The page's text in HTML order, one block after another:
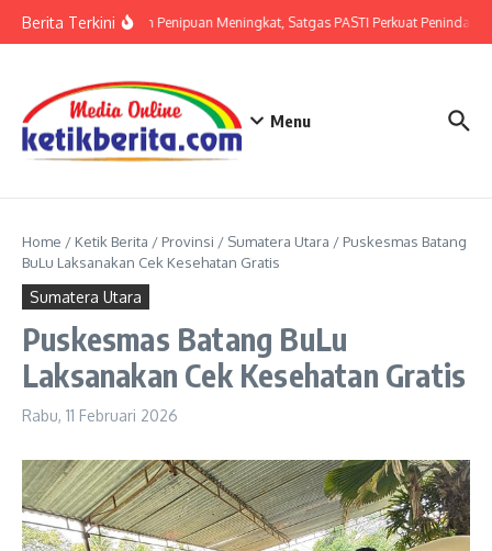
Berita TerkiniAncaman Penipuan Meningkat, Satgas PASTI Perkuat Penindakan
Menu
Home / Ketik Berita / Provinsi / Sumatera Utara / Puskesmas Batang
BuLu Laksanakan Cek Kesehatan Gratis
Sumatera Utara
Puskesmas Batang BuLu
Laksanakan Cek Kesehatan Gratis
Rabu, 11 Februari 2026